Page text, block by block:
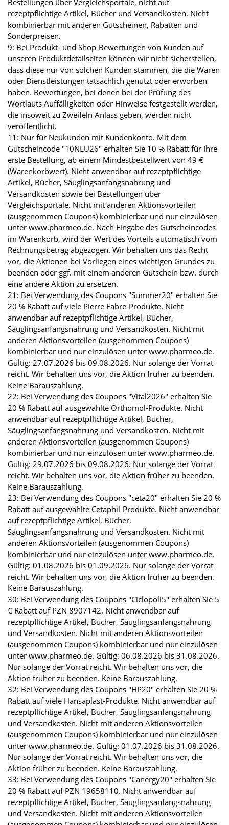
Bestellungen über Vergleichsportale, nicht auf
rezeptpflichtige Artikel, Bücher und Versandkosten. Nicht
kombinierbar mit anderen Gutscheinen, Rabatten und
Sonderpreisen.
9: Bei Produkt- und Shop-Bewertungen von Kunden auf
unseren Produktdetailseiten können wir nicht sicherstellen,
dass diese nur von solchen Kunden stammen, die die Waren
oder Dienstleistungen tatsächlich genutzt oder erworben
haben. Bewertungen, bei denen bei der Prüfung des
Wortlauts Auffälligkeiten oder Hinweise festgestellt werden,
die insoweit zu Zweifeln Anlass geben, werden nicht
veröffentlicht.
11: Nur für Neukunden mit Kundenkonto. Mit dem
Gutscheincode "10NEU26" erhalten Sie 10 % Rabatt für Ihre
erste Bestellung, ab einem Mindestbestellwert von 49 €
(Warenkorbwert). Nicht anwendbar auf rezeptpflichtige
Artikel, Bücher, Säuglingsanfangsnahrung und
Versandkosten sowie bei Bestellungen über
Vergleichsportale. Nicht mit anderen Aktionsvorteilen
(ausgenommen Coupons) kombinierbar und nur einzulösen
unter www.pharmeo.de. Nach Eingabe des Gutscheincodes
im Warenkorb, wird der Wert des Vorteils automatisch vom
Rechnungsbetrag abgezogen. Wir behalten uns das Recht
vor, die Aktionen bei Vorliegen eines wichtigen Grundes zu
beenden oder ggf. mit einem anderen Gutschein bzw. durch
eine andere Aktion zu ersetzen.
21: Bei Verwendung des Coupons "Summer20" erhalten Sie
20 % Rabatt auf viele Pierre Fabre-Produkte. Nicht
anwendbar auf rezeptpflichtige Artikel, Bücher,
Säuglingsanfangsnahrung und Versandkosten. Nicht mit
anderen Aktionsvorteilen (ausgenommen Coupons)
kombinierbar und nur einzulösen unter www.pharmeo.de.
Gültig: 27.07.2026 bis 09.08.2026. Nur solange der Vorrat
reicht. Wir behalten uns vor, die Aktion früher zu beenden.
Keine Barauszahlung.
22: Bei Verwendung des Coupons "Vital2026" erhalten Sie
20 % Rabatt auf ausgewählte Orthomol-Produkte. Nicht
anwendbar auf rezeptpflichtige Artikel, Bücher,
Säuglingsanfangsnahrung und Versandkosten. Nicht mit
anderen Aktionsvorteilen (ausgenommen Coupons)
kombinierbar und nur einzulösen unter www.pharmeo.de.
Gültig: 29.07.2026 bis 09.08.2026. Nur solange der Vorrat
reicht. Wir behalten uns vor, die Aktion früher zu beenden.
Keine Barauszahlung.
23: Bei Verwendung des Coupons "ceta20" erhalten Sie 20 %
Rabatt auf ausgewählte Cetaphil-Produkte. Nicht anwendbar
auf rezeptpflichtige Artikel, Bücher,
Säuglingsanfangsnahrung und Versandkosten. Nicht mit
anderen Aktionsvorteilen (ausgenommen Coupons)
kombinierbar und nur einzulösen unter www.pharmeo.de.
Gültig: 01.08.2026 bis 01.09.2026. Nur solange der Vorrat
reicht. Wir behalten uns vor, die Aktion früher zu beenden.
Keine Barauszahlung.
30: Bei Verwendung des Coupons "Ciclopoli5" erhalten Sie 5
€ Rabatt auf PZN 8907142. Nicht anwendbar auf
rezeptpflichtige Artikel, Bücher, Säuglingsanfangsnahrung
und Versandkosten. Nicht mit anderen Aktionsvorteilen
(ausgenommen Coupons) kombinierbar und nur einzulösen
unter www.pharmeo.de. Gültig: 06.08.2026 bis 31.08.2026.
Nur solange der Vorrat reicht. Wir behalten uns vor, die
Aktion früher zu beenden. Keine Barauszahlung.
32: Bei Verwendung des Coupons "HP20" erhalten Sie 20 %
Rabatt auf viele Hansaplast-Produkte. Nicht anwendbar auf
rezeptpflichtige Artikel, Bücher, Säuglingsanfangsnahrung
und Versandkosten. Nicht mit anderen Aktionsvorteilen
(ausgenommen Coupons) kombinierbar und nur einzulösen
unter www.pharmeo.de. Gültig: 01.07.2026 bis 31.08.2026.
Nur solange der Vorrat reicht. Wir behalten uns vor, die
Aktion früher zu beenden. Keine Barauszahlung.
33: Bei Verwendung des Coupons "Canergy20" erhalten Sie
20 % Rabatt auf PZN 19658110. Nicht anwendbar auf
rezeptpflichtige Artikel, Bücher, Säuglingsanfangsnahrung
und Versandkosten. Nicht mit anderen Aktionsvorteilen